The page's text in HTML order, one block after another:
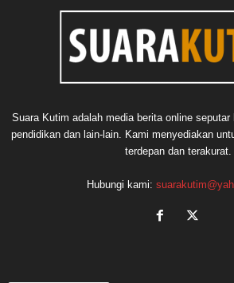
Suara Kutim adalah media berita online seputar
pendidikan dan lain-lain. Kami menyediakan
terdepan dan terakurat.
Hubungi kami: